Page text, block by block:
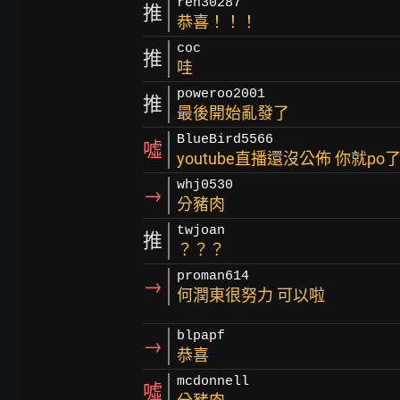
推 ren30287
恭喜！！！
推 coc
哇
推 poweroo2001
最後開始亂發了
噓 BlueBird5566
youtube直播還沒公佈 你就po
→ whj0530
分豬肉
推 twjoan
？？？
→ proman614
何潤東很努力 可以啦
→ blpapf
恭喜
噓 mcdonnell